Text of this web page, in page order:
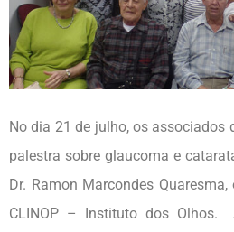
No dia 21 de julho, os associados
palestra sobre glaucoma e
Dr. Ramon Marcondes
CLINOP – Instituto dos Olhos.